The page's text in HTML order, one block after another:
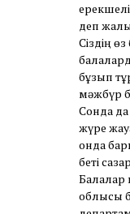
деп
Сіздің
бұзып
мәжбүр
Сонда
жүре
онда
беті
Балалар
облысы